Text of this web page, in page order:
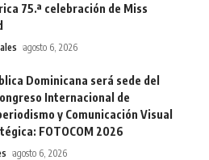
75.ª celebración de Miss
agosto 6, 2026
Dominicana será sede del
Internacional de
y Comunicación Visual
FOTOCOM 2026
agosto 6, 2026